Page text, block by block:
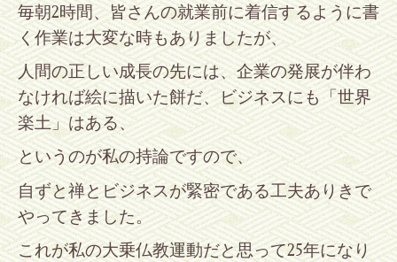
毎朝2時間、皆さんの就業前に着信するように書
く作業は大変な時もありましたが、
人間の正しい成長の先には、企業の発展が伴わ
なければ絵に描いた餅だ、ビジネスにも「世界
楽土」はある、
というのが私の持論ですので、
自ずと禅とビジネスが緊密である工夫ありきで
やってきました。
これが私の大乗仏教運動だと思って25年になり